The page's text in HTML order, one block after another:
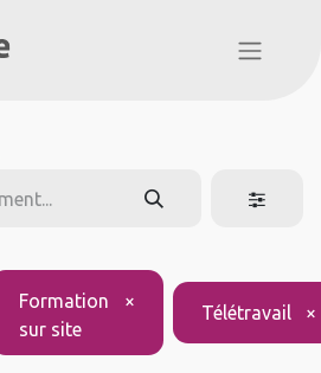
Formation
sur site
×
Télétravail ×